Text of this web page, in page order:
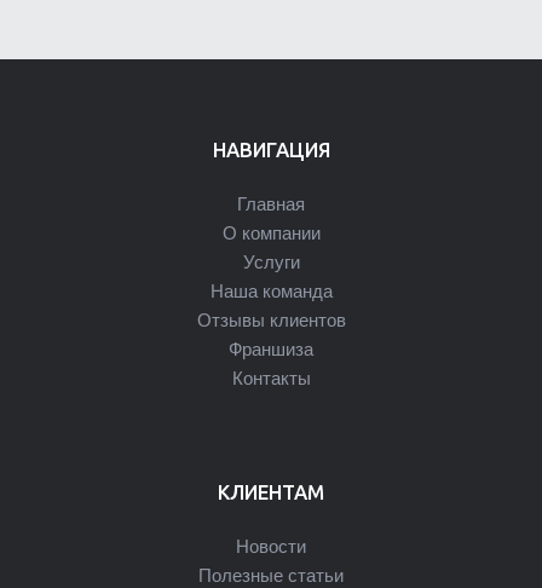
НАВИГАЦИЯ
Главная
О компании
Услуги
Наша команда
Отзывы клиентов
Франшиза
Контакты
КЛИЕНТАМ
Новости
Полезные статьи